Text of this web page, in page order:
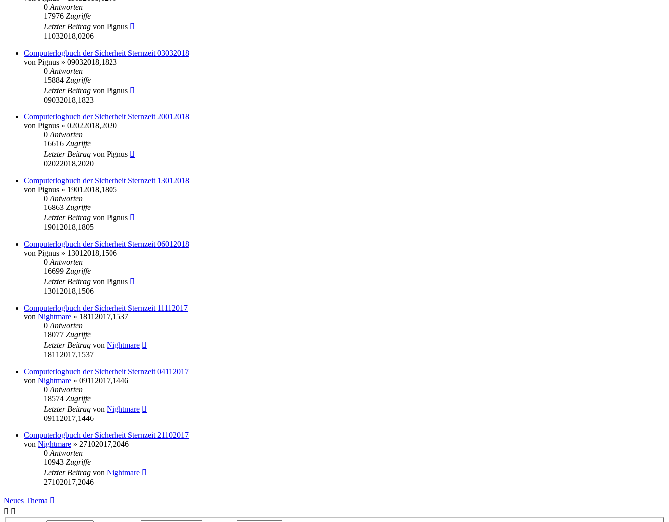
0 Antworten
17976 Zugriffe
Letzter Beitrag von Pignus
11032018,0206
Computerlogbuch der Sicherheit Sternzeit 03032018
von Pignus » 09032018,1823
0 Antworten
15884 Zugriffe
Letzter Beitrag von Pignus
09032018,1823
Computerlogbuch der Sicherheit Sternzeit 20012018
von Pignus » 02022018,2020
0 Antworten
16616 Zugriffe
Letzter Beitrag von Pignus
02022018,2020
Computerlogbuch der Sicherheit Sternzeit 13012018
von Pignus » 19012018,1805
0 Antworten
16863 Zugriffe
Letzter Beitrag von Pignus
19012018,1805
Computerlogbuch der Sicherheit Sternzeit 06012018
von Pignus » 13012018,1506
0 Antworten
16699 Zugriffe
Letzter Beitrag von Pignus
13012018,1506
Computerlogbuch der Sicherheit Sternzeit 11112017
von Nightmare » 18112017,1537
0 Antworten
18077 Zugriffe
Letzter Beitrag von Nightmare
18112017,1537
Computerlogbuch der Sicherheit Sternzeit 04112017
von Nightmare » 09112017,1446
0 Antworten
18574 Zugriffe
Letzter Beitrag von Nightmare
09112017,1446
Computerlogbuch der Sicherheit Sternzeit 21102017
von Nightmare » 27102017,2046
0 Antworten
10943 Zugriffe
Letzter Beitrag von Nightmare
27102017,2046
Neues Thema